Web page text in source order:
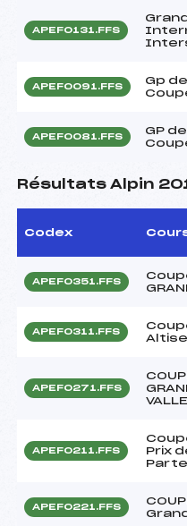
APEF0131.FFS
APEF0091.FFS
Gp
APEF0081.FFS
GP
Résultats Alpin
Codex
APEF0351.FFS
APEF0311.FFS
APEF0271.FFS
APEF0211.FFS
Prix
APEF0221.FFS